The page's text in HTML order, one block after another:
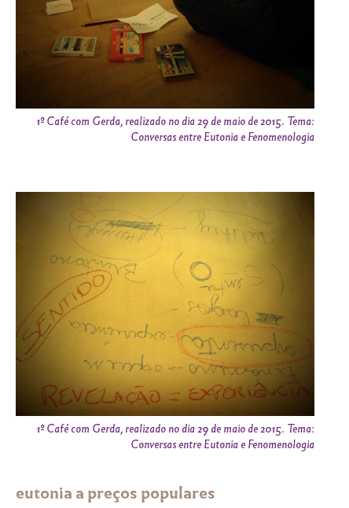
1º Café com Gerda, realizado no dia 29 de maio de 2015. Tema:
Conversas entre Eutonia e Fenomenologia
1º Café com Gerda, realizado no dia 29 de maio de 2015. Tema:
Conversas entre Eutonia e Fenomenologia
eutonia a preços populares